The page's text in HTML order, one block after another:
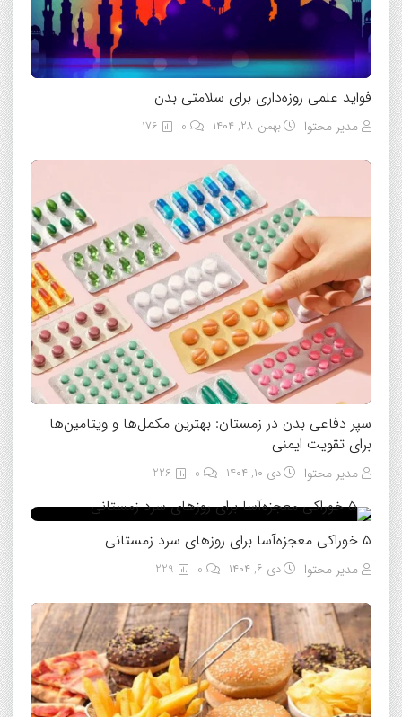
فواید علمی روزه‌داری برای سلامتی بدن
مدیر محتوا بهمن ۲۸, ۱۴۰۴ 176
سپر دفاعی بدن در زمستان: بهترین مکمل‌ها و ویتامین‌ها
برای تقویت ایمنی
مدیر محتوا دی ۱۰, ۱۴۰۴ 226
۵ خوراکی معجزه‌آسا برای روزهای سرد زمستانی
مدیر محتوا دی ۶, ۱۴۰۴ 229